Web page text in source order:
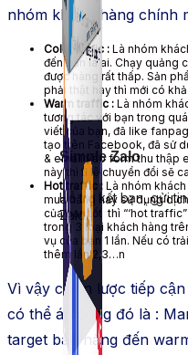
Simple Zalo
Hỗ trợ kết bạn, gửi
Zalo.
nhóm khách hàng chính
Cold traffic : Là nhóm
đến bạn là ai. Chạy quảng
được hàng rất thấp. Sản
phải thật hay thì mới có
Warm traffic : Là nhóm
tương tác với bạn trong
viết của bạn, đã like
tạo trên Facebook, đã sử
& email vào form thu thập
này thì tỉ lệ chuyển đổi sẽ
Hot traffic : Là nhóm khách
mua hàng hay sử dụng
của bạn tốt thì “‘hot
trong 3 loại khách hàng
vụ của bạn 1 lần. Nếu có
thêm lần 2,3…n
Vì vậy chiến lược tiếp
có thể áp dụng đó là :
target bán hàng đến